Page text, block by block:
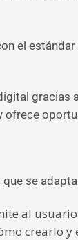
el
ofrece
se
al
crearlo